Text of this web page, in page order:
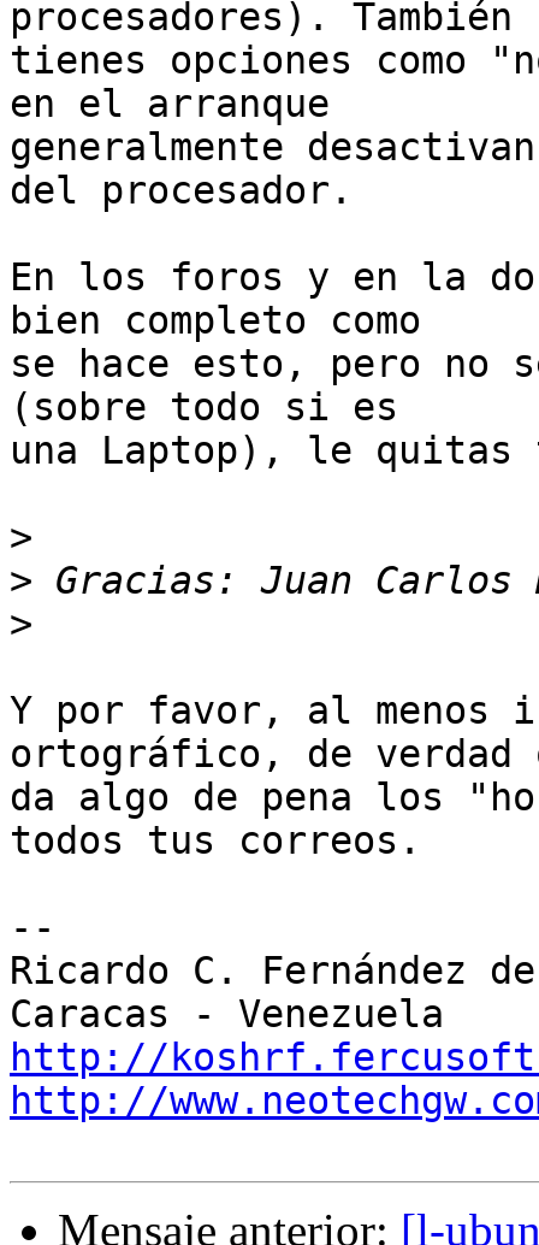
procesadores).
tienes opciones como
en el arranque
generalmente
del procesador.
En los foros y en la
bien completo como
se hace esto, pero no
(sobre todo si es
una Laptop), le quitas
>
>
>
Y por favor, al menos
ortográfico, de verdad
da algo de pena los
todos tus correos.
--
Ricardo C. Fernández
http://
http://
Mensaje anterior: [l-